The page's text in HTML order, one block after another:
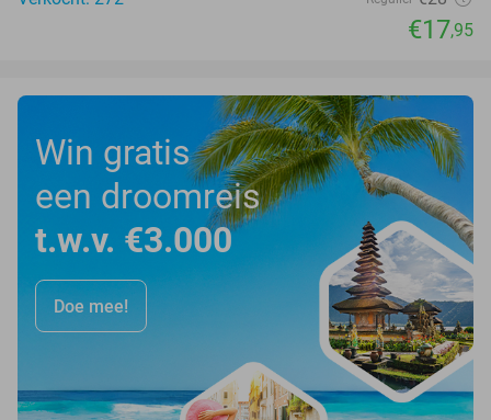
€17,95
Win gratis
een droomreis
t.w.v. €3.000
Doe mee!